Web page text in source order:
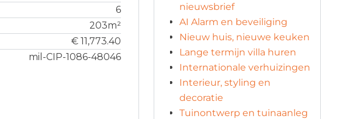
6
203m²
€ 11,773.40
mil-CIP-1086-48046
nieuwsbrief
AI Alarm en beveiliging
Nieuw huis, nieuwe keuken
Lange termijn villa huren
Internationale verhuizingen
Interieur, styling en
decoratie
Tuinontwerp en tuinaanleg